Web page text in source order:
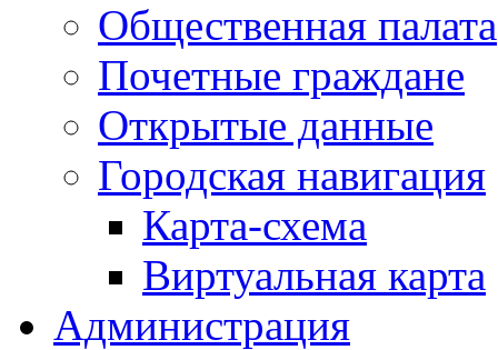
Общественная палата
Почетные граждане
Открытые данные
Городская навигация
Карта-схема
Виртуальная карта
Администрация